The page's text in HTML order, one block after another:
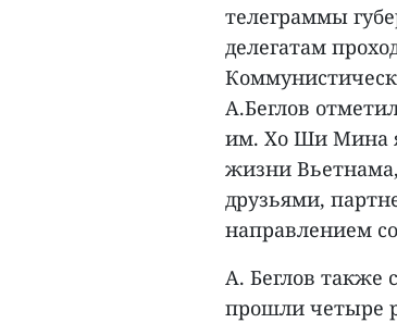
телеграммы
делегатам
А.Беглов
им. Хо Ши Мина
жизни
друзьями,
направлением
А. Беглов также
прошли четыре